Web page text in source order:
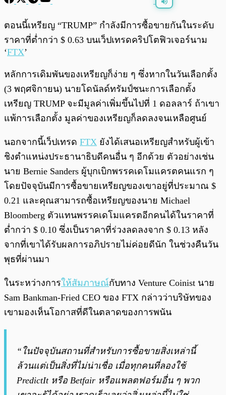
พร้อมเล่น 0:00/
ตอนนี้เหรียญ “TRUMP” กำลังมีการซื้อขายกันในระดับ
ราคาที่ต่ำกว่า $ 0.63 บนเว็ปเทรดคริปโตฟิวเจอร์นาม
‘FTX’
หลักการเดิมพันของเหรียญก็ง่าย ๆ ซึ่งหากในวันเลือกตั้ง
(3 พฤศจิกายน) นายโดนัลด์ทรัมป์ชนะการเลือกตั้ง
เหรียญ TRUMP จะมีมูลค่าเพิ่มขึ้นไปที่ 1 ดอลลาร์ ถ้าเขา
แพ้การเลือกตั้ง มูลค่าของเหรียญก็ลดลงจนเหลือศูนย์
นอกจากนี้เว็ปเทรด FTX ยังได้เสนอเหรียญสำหรับผู้เข้า
ชิงตำแหน่งประธานาธิบดีคนอื่น ๆ อีกด้วย ตัวอย่างเช่น
นาย Bernie Sanders ผู้บุกเบิกพรรคเดโมแครตคนแรก ๆ
โดยปัจจุบันมีการซื้อขายเหรียญของเขาอยู่ที่ประมาณ $
0.21 และคุณสามารถซื้อเหรียญของนาย Michael
Bloomberg ตัวแทนพรรคเดโมแครตอีกคนได้ในราคาที่
ต่ำกว่า $ 0.10 ซึ่งเป็นราคาที่ร่วงลดลงจาก $ 0.13 หลัง
จากที่เขาได้รับผลการอภิปรายไม่ค่อยดีนัก ในช่วงคืนวัน
พุธที่ผ่านมา
ในระหว่างการให้สัมภาษณ์กับทาง Venture Coinist นาย
Sam Bankman-Fried CEO ของ FTX กล่าวว่าบริษัทของ
เขามองเห็นโอกาสที่ดีในตลาดของการพนัน
“ในปัจจุบันสถานที่สำหรับการซื้อขายสิ่งเหล่านี้
ล้วนแต่เป็นสิ่งที่ไม่น่าเชื่อ เมื่อทุกคนที่ลองใช้
PredictIt หรือ Betfair หรือแพลตฟอร์มอื่น ๆ พวก